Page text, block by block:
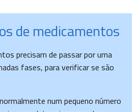
de medicamentos
precisam de passar por uma
fases, para verificar se são
num pequeno número